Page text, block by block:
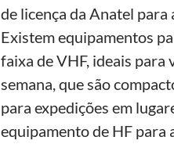
de licença da Anatel
Existem equipamentos
faixa de VHF, ideais para
semana, que são
para expedições em
equipamento de HF para